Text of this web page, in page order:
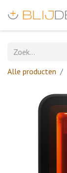
Alle producten